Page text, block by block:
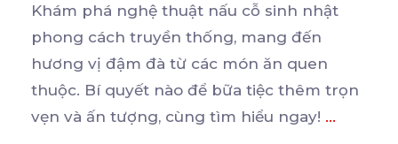
Khám phá nghệ thuật nấu cỗ sinh nhật
phong cách truyền thống, mang đến
hương vị đậm đà từ các món ăn quen
thuộc. Bí quyết nào để bữa tiệc thêm trọn
vẹn và ấn tượng, cùng tìm hiểu ngay! ...